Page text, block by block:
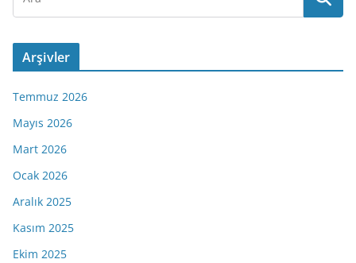
Arşivler
Temmuz 2026
Mayıs 2026
Mart 2026
Ocak 2026
Aralık 2025
Kasım 2025
Ekim 2025